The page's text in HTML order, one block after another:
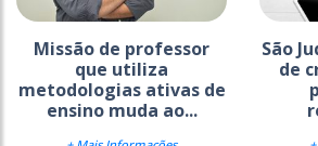
Missão de professor
que utiliza
metodologias ativas de
ensino muda ao...
São
de